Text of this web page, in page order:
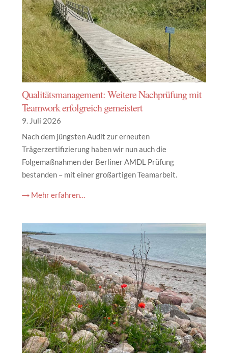
Qualitätsmanagement: Weitere Nachprüfung mit
Teamwork erfolgreich gemeistert
9. Juli 2026
Nach dem jüngsten Audit zur erneuten
Trägerzertifizierung haben wir nun auch die
Folgemaßnahmen der Berliner AMDL Prüfung
bestanden – mit einer großartigen Teamarbeit.
→ Mehr erfahren…